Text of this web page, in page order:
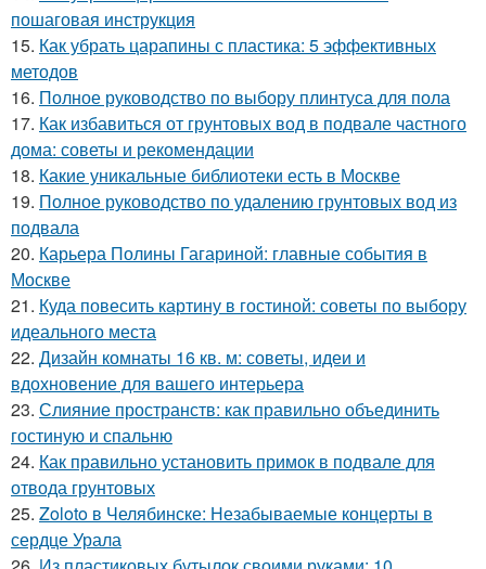
пошаговая инструкция
15. Как убрать царапины с пластика: 5 эффективных
методов
16. Полное руководство по выбору плинтуса для пола
17. Как избавиться от грунтовых вод в подвале частного
дома: советы и рекомендации
18. Какие уникальные библиотеки есть в Москве
19. Полное руководство по удалению грунтовых вод из
подвала
20. Карьера Полины Гагариной: главные события в
Москве
21. Куда повесить картину в гостиной: советы по выбору
идеального места
22. Дизайн комнаты 16 кв. м: советы, идеи и
вдохновение для вашего интерьера
23. Слияние пространств: как правильно объединить
гостиную и спальню
24. Как правильно установить примок в подвале для
отвода грунтовых
25. Zoloto в Челябинске: Незабываемые концерты в
сердце Урала